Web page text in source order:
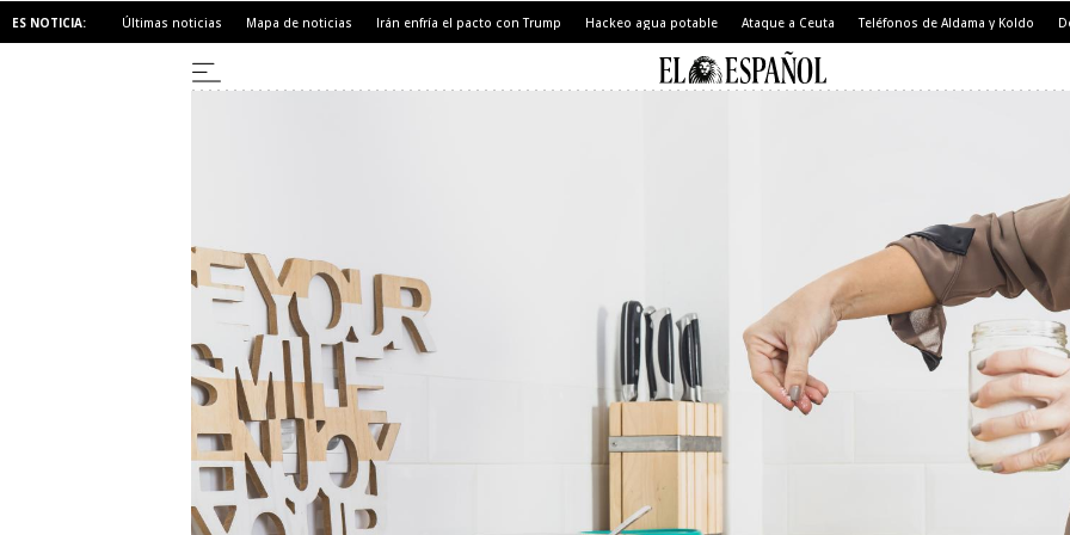
ES NOTICIA: Últimas noticias Mapa de noticias Irán enfría el pacto con Trump Hackeo agua potable Ataque a Ceuta Teléfonos de Aldama y Koldo